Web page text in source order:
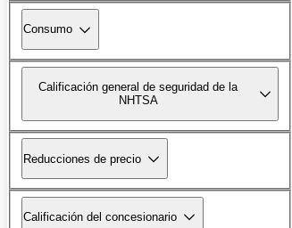
Consumo
Calificación general de seguridad de la
NHTSA
Reducciones de precio
Calificación del concesionario